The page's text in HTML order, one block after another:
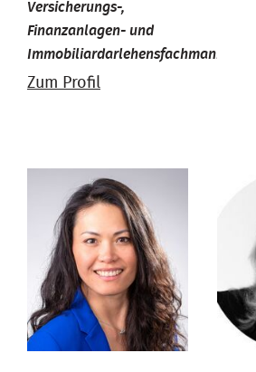
Versicherungs-,
Finanzanlagen- und
Immobiliardarlehensfachmann
Zum Profil